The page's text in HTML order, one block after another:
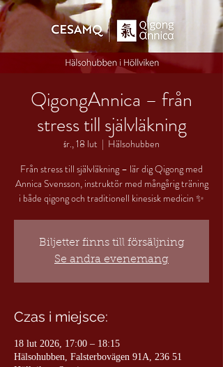
QigongAnnica – från
stress till självläkning
śr., 18 lut
  |
Hälsohubben
Från stress till självläkning – lär dig Qigong med
Annica Svensson, instruktör med mångårig träning
Biljetter finns till försäljning
Se andra evenemang
Czas i miejsce:
18 lut 2026, 17:00 – 18:15
Hälsohubben, Falsterbovägen 91A, 236 51